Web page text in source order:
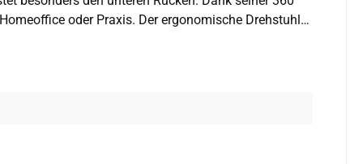
ergonomische Drehstuhl
· 5-Stern-
schwenkbare,